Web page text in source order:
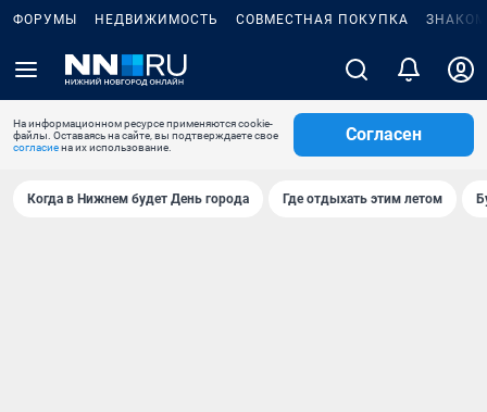
ФОРУМЫ НЕДВИЖИМОСТЬ СОВМЕСТНАЯ ПОКУПКА
На информационном ресурсе применяются cookie-
файлы. Оставаясь на сайте, вы подтверждаете свое
согласиена их использование.
Согласен
Когда в Нижнем будет День города Где отдыхать этим летом